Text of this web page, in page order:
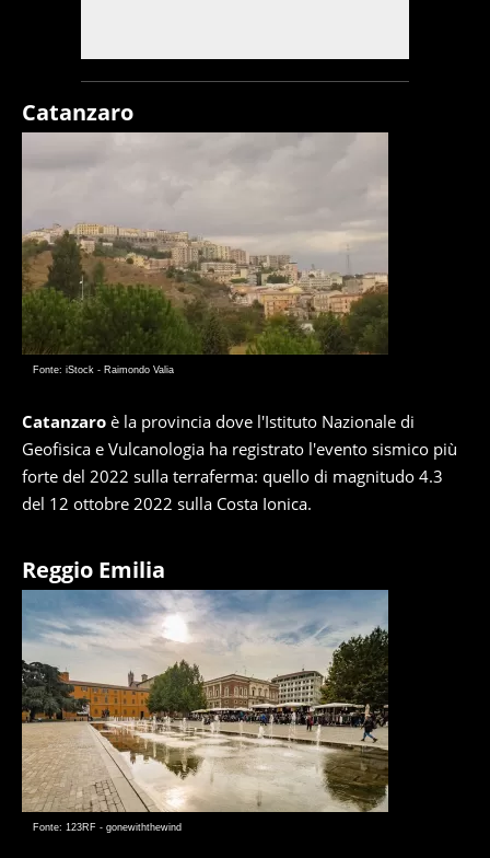
Catanzaro
Fonte: iStock - Raimondo Valia
Catanzaro è la provincia dove l'Istituto Nazionale di
Geofisica e Vulcanologia ha registrato l'evento sismico più
forte del 2022 sulla terraferma: quello di magnitudo 4.3
del 12 ottobre 2022 sulla Costa Ionica.
Reggio Emilia
Fonte: 123RF - gonewiththewind